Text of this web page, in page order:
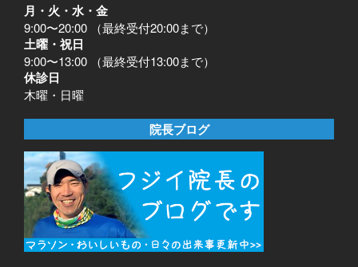
月・火・水・金
9:00〜20:00 （最終受付20:00まで）
土曜・祝日
9:00〜13:00 （最終受付13:00まで）
休診日
木曜・日曜
院長ブログ